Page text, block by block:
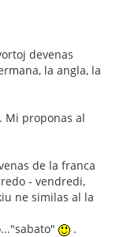
devenas
la angla, la
Mi proponas al
de la franca
- vendredi,
ne similas al la
.